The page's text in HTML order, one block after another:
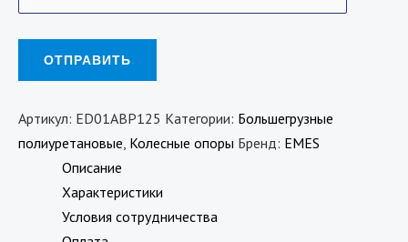
Артикул: ED01ABP125 Категории: Большегрузные
полиуретановые, Колесные опоры Бренд: EMES
Описание
Характеристики
Условия сотрудничества